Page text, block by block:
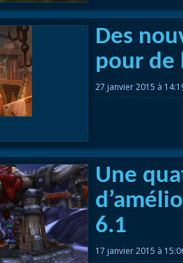
Des
pour de
27 janvier 2015 à
Une
6.1
17 janvier 2015 à